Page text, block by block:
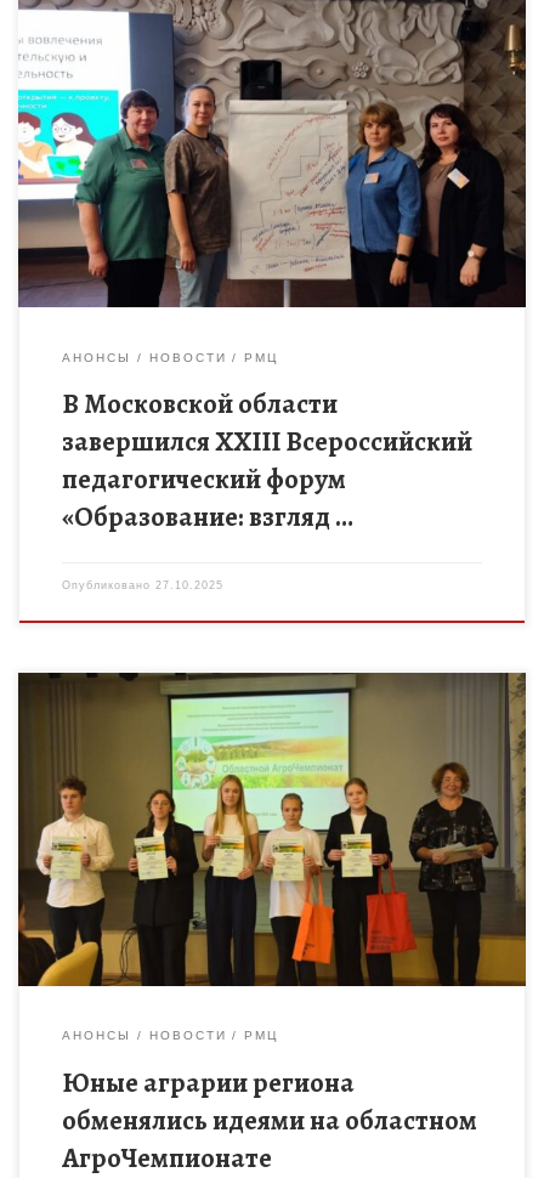
Форум проходил с 22 по 24 октября 2025 года в Московской
области и объединил педагогов из 71 населенного пункта
Российской Федерации. Мероприятие стало значимой
площадкой […]
АНОНСЫ НОВОСТИ РМЦ
В Московской области
завершился XXIII Всероссийский
педагогический форум
«Образование: взгляд …
Опубликовано 27.10.2025
Финал областного АгроЧемпионата состоялся 24 октября
2025 года на базе Татановской школы Тамбовского
муниципального округа и объединил 15 команд юных
аграриев из Кирсановского, Мичуринского, Мордовского, […]
АНОНСЫ НОВОСТИ РМЦ
Юные аграрии региона
обменялись идеями на областном
АгроЧемпионате